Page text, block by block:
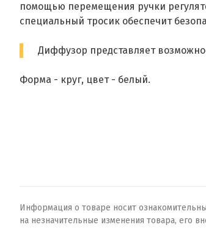
помощью перемещения ручки
специальный тросик обеспечит
Диффузор представляет
Форма - круг, цвет - белый.
Информация о товаре носит
на незначительные изменения товара, его